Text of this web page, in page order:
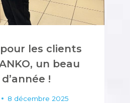
les clients
un beau
!
8 décembre 2025